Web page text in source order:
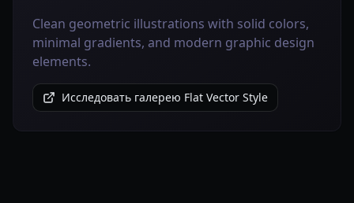
Clean geometric illustrations with solid colors,
minimal gradients, and modern graphic design
elements.
Исследовать галерею Flat Vector Style